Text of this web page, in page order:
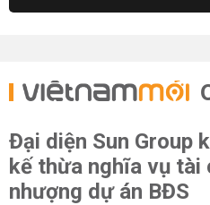
Đại diện Sun Group
kế thừa nghĩa vụ tài
nhượng dự án BĐS